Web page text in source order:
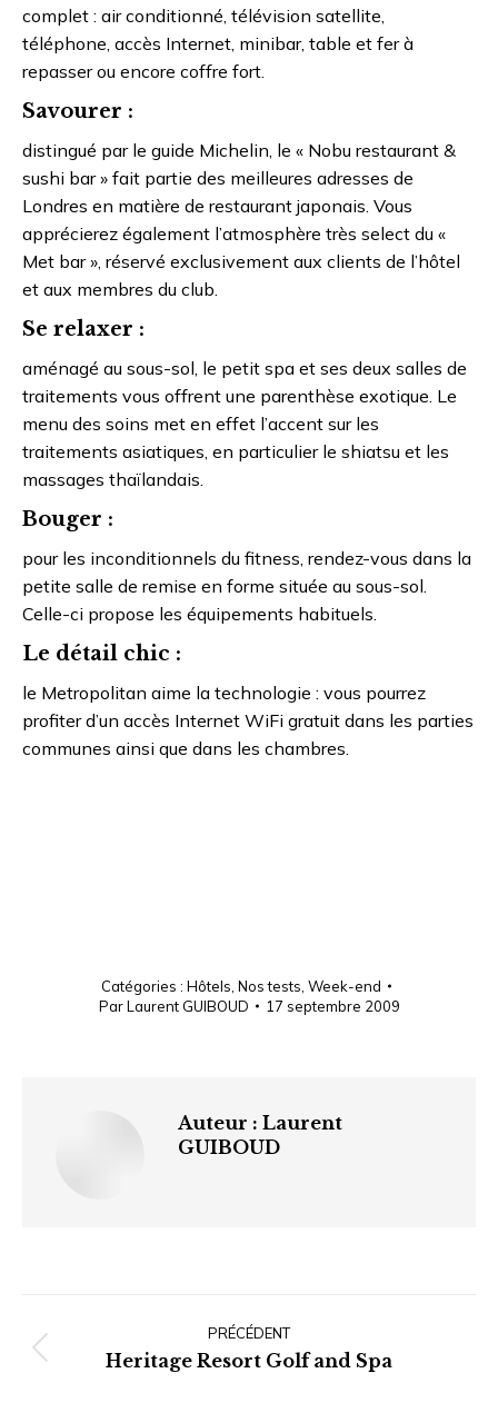
complet : air conditionné, télévision satellite,
téléphone, accès Internet, minibar, table et fer à
repasser ou encore coffre fort.
Savourer :
distingué par le guide Michelin, le « Nobu restaurant &
sushi bar » fait partie des meilleures adresses de
Londres en matière de restaurant japonais. Vous
apprécierez également l’atmosphère très select du «
Met bar », réservé exclusivement aux clients de l’hôtel
et aux membres du club.
Se relaxer :
aménagé au sous-sol, le petit spa et ses deux salles de
traitements vous offrent une parenthèse exotique. Le
menu des soins met en effet l’accent sur les
traitements asiatiques, en particulier le shiatsu et les
massages thaïlandais.
Bouger :
pour les inconditionnels du fitness, rendez-vous dans la
petite salle de remise en forme située au sous-sol.
Celle-ci propose les équipements habituels.
Le détail chic :
le Metropolitan aime la technologie : vous pourrez
profiter d’un accès Internet WiFi gratuit dans les parties
communes ainsi que dans les chambres.
Catégories : Hôtels Nos tests Week-end
ParLaurent GUIBOUD 17 septembre 2009
Auteur : Laurent
GUIBOUD
article
PRÉCÉDENT
Article
Heritage Resort Golf and Spa